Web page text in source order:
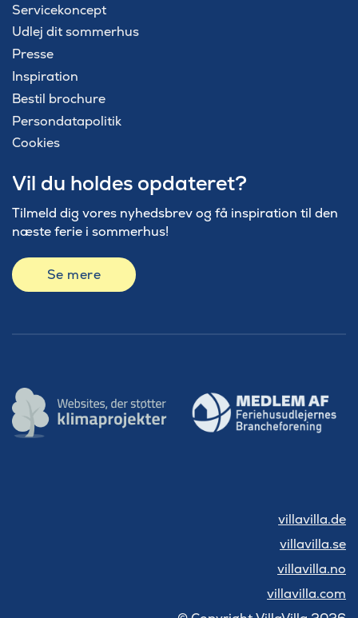
Servicekoncept
Udlej dit sommerhus
Presse
Inspiration
Bestil brochure
Persondatapolitik
Cookies
Vil du holdes opdateret?
Tilmeld dig vores nyhedsbrev og få inspiration til den
næste ferie i sommerhus!
Se mere
villavilla.de
villavilla.se
villavilla.no
villavilla.com